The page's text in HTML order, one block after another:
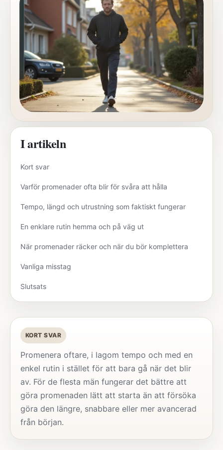
I artikeln
Kort svar
Varför promenader ofta blir för svåra att hålla
Tempo, längd och utrustning som faktiskt fungerar
En enklare rutin hemma och på väg ut
När promenader räcker och när du bör komplettera
Vanliga misstag
Slutsats
KORT SVAR
Promenera oftare, i lagom tempo och med en
enkel rutin i stället för att bara gå när det blir
av. För de flesta män fungerar det bättre att
göra promenaden lätt att starta än att försöka
göra den längre, snabbare eller mer avancerad
från början.